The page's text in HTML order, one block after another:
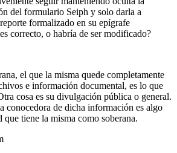
del formulario Seiph y solo darla a
formalizado en su epígrafe
correcto, o habría de ser modificado?
el que la misma quede completamente
e información documental, es lo que
cosa es su divulgación pública o general.
conocedora de dicha información es algo
que tiene la misma como soberana.